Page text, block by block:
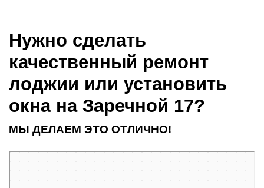
Нужно сделать
качественный ремонт
лоджии или установить
окна на Заречной 17?
МЫ ДЕЛАЕМ ЭТО ОТЛИЧНО!